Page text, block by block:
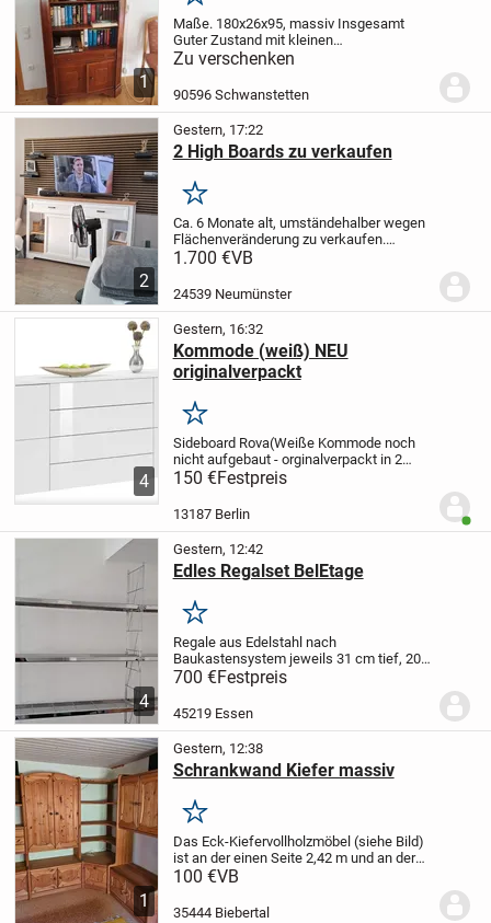
1
Maße. 180x26x95, massiv Insgesamt
Guter Zustand mit kleinen
Gebrauchsspuren.Schon in die Jahre
verwendbar.
Zu verschenken
90596 Schwanstetten
2
Gestern, 17:22
2 High Boards zu verkaufen
Merken
Ca. 6 Monate alt, umständehalber wegen
Flächenveränderung zu verkaufen.
Landhausstil, passt gut ins Ferienhaus
1.700 €VB
24539 Neumünster
4
Gestern, 16:32
Kommode (weiß) NEU
originalverpackt
Merken
Sideboard Rova(Weiße Kommode noch
nicht aufgebaut - orginalverpackt in 2
Kartons!!)Die moderne Kommode »Rova«
präsentiert sich in einem cleanen und
kombinierfreudigen Design. Das
150 €Festpreis
13187 Berlin
4
Gestern, 12:42
Edles Regalset BelEtage
Merken
Regale aus Edelstahl nach
Baukastensystem jeweils 31 cm tief, 205
cm hoch und in zwei verschiedene Breiten
75 und 90 cm, insgesamt 46
Gitterböden.Die Regale können individuell
700 €Festpreis
45219 Essen
1
Gestern, 12:38
Schrankwand Kiefer massiv
Merken
Das Eck-Kiefervollholzmöbel (siehe Bild)
ist an der einen Seite 2,42 m und an der
anderen Seite 1,90 m lang, 2,15 m hoch
abbauen und in Biebertal-
100 €VB
35444 Biebertal